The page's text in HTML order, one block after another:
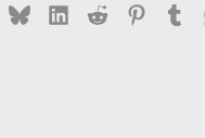
Facebook
BlueskyLinkedIn
Reddit